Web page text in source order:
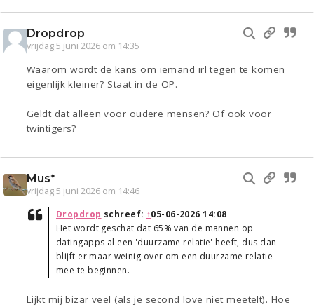
Dropdrop
vrijdag 5 juni 2026 om 14:35
Waarom wordt de kans om iemand irl tegen te komen
eigenlijk kleiner? Staat in de OP.
Geldt dat alleen voor oudere mensen? Of ook voor
twintigers?
Mus*
vrijdag 5 juni 2026 om 14:46
Dropdrop schreef: ↑05-06-2026 14:08
Het wordt geschat dat 65% van de mannen op
datingapps al een 'duurzame relatie' heeft, dus dan
blijft er maar weinig over om een duurzame relatie
mee te beginnen.
Lijkt mij bizar veel (als je second love niet meetelt). Hoe